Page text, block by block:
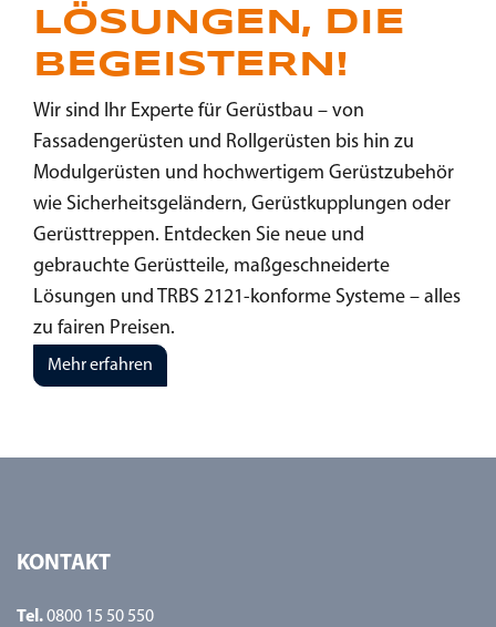
LÖSUNGEN, DIE
BEGEISTERN!
Wir sind Ihr Experte für Gerüstbau – von
Fassadengerüsten und Rollgerüsten bis hin zu
Modulgerüsten und hochwertigem Gerüstzubehör
wie Sicherheitsgeländern, Gerüstkupplungen oder
Gerüsttreppen. Entdecken Sie neue und
gebrauchte Gerüstteile, maßgeschneiderte
Lösungen und TRBS 2121-konforme Systeme – alles
zu fairen Preisen.
Mehr erfahren
KONTAKT
Tel.0800 15 50 550